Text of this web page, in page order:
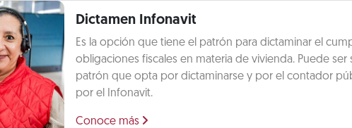
Dictamen Infonavit
Es la opción que tiene el patrón para dictaminar el
obligaciones fiscales en materia de vivienda. Puede
patrón que opta por dictaminarse y por el contador
por el Infonavit.
Conoce más